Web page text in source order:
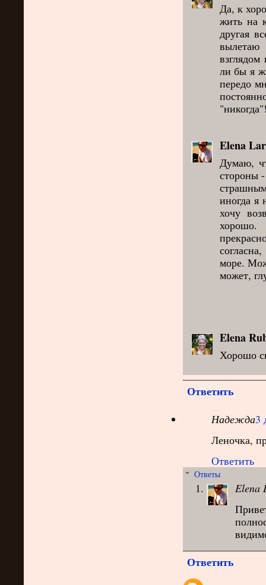
Да, к
жить на
другая
ли бы я
передо
Elena
Думаю,
стороны
иногда я
хочу
хорошо.
море.
может,
Elena
Хорошо
Ответить
Надежда3
Леночка,
Ответить
Ответы
Elena
Ответить